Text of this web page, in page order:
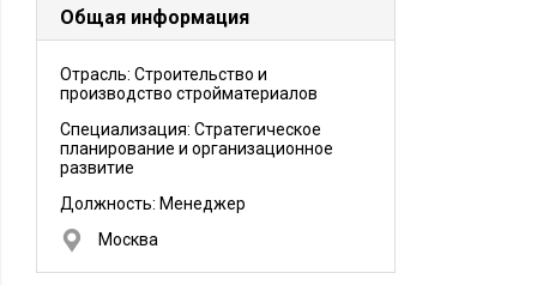
Общая информация
Отрасль: Строительство и
производство стройматериалов
Специализация: Стратегическое
планирование и организационное
развитие
Должность: Менеджер
Москва